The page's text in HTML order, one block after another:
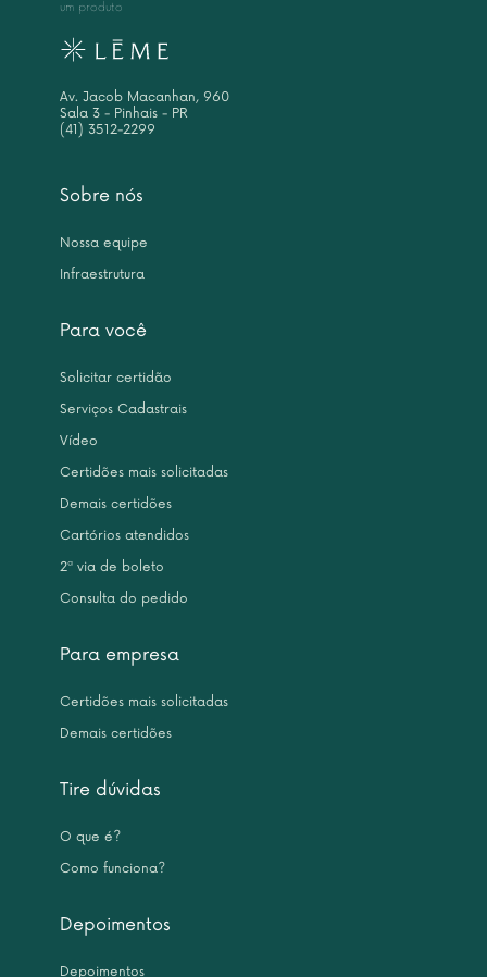
Sobre nós
Nossa equipe
Infraestrutura
Para você
Solicitar certidão
Serviços Cadastrais
Vídeo
Certidões mais solicitadas
Demais certidões
Cartórios atendidos
2ª via de boleto
Consulta do pedido
Para empresa
Certidões mais solicitadas
Demais certidões
Tire dúvidas
O que é?
Como funciona?
Depoimentos
Depoimentos
um produto
Av. Jacob Macanhan, 960
Sala 3 - Pinhais - PR
(41) 3512-2299